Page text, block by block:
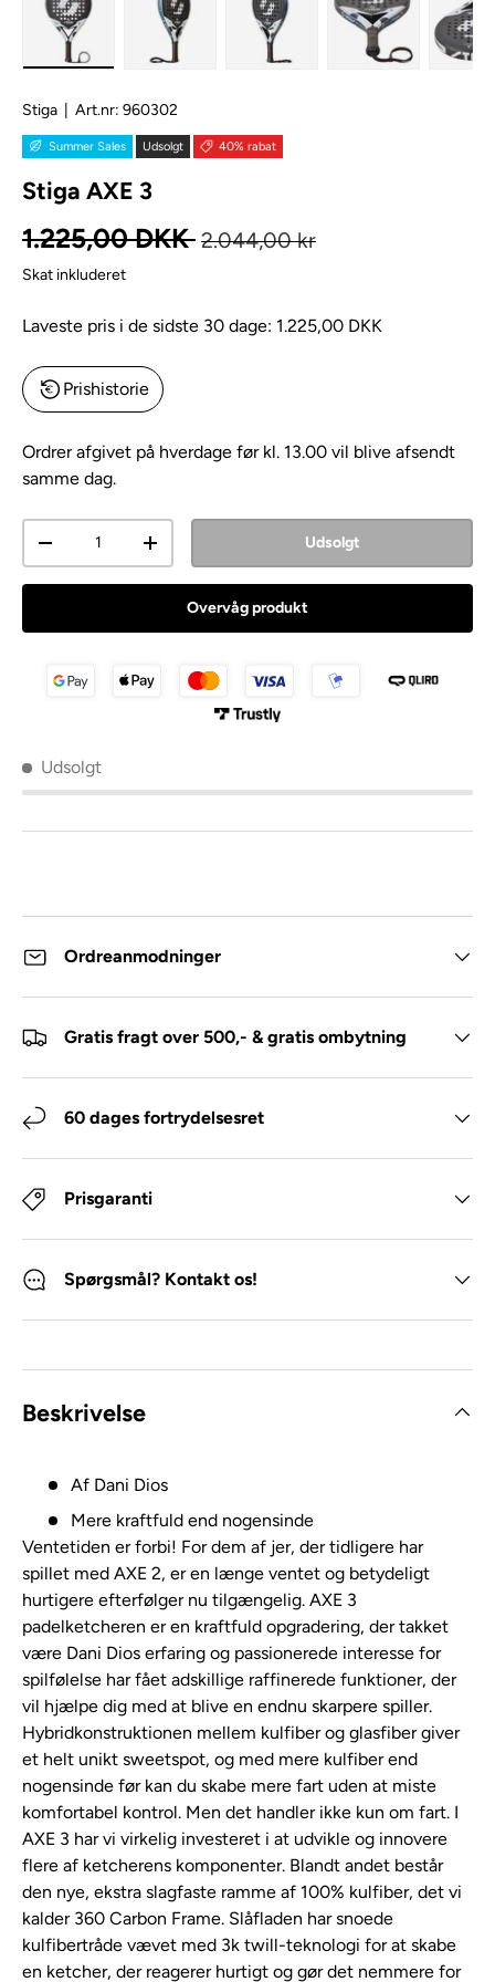
Stiga Art.nr: 960302
Summer Sales Udsolgt 40% rabat
Stiga AXE 3
Kampagnepris
1.225,00 DKK Normal pris
2.044,00 kr
Skat inkluderet
Laveste pris i de sidste 30 dage: 1.225,00 DKK
Prishistorie
Ordrer afgivet på hverdage før kl. 13.00 vil blive afsendt
samme dag.
Udsolgt
Overvåg produkt
Udsolgt
Ordreanmodninger
Gratis fragt over 500,- & gratis ombytning
60 dages fortrydelsesret
Prisgaranti
Spørgsmål? Kontakt os!
Beskrivelse
Af Dani Dios
Mere kraftfuld end nogensinde
Ventetiden er forbi! For dem af jer, der tidligere har
spillet med AXE 2, er en længe ventet og betydeligt
hurtigere efterfølger nu tilgængelig. AXE 3
padelketcheren er en kraftfuld opgradering, der takket
være Dani Dios erfaring og passionerede interesse for
spilfølelse har fået adskillige raffinerede funktioner, der
vil hjælpe dig med at blive en endnu skarpere spiller.
Hybridkonstruktionen mellem kulfiber og glasfiber giver
et helt unikt sweetspot, og med mere kulfiber end
nogensinde før kan du skabe mere fart uden at miste
komfortabel kontrol. Men det handler ikke kun om fart. I
AXE 3 har vi virkelig investeret i at udvikle og innovere
flere af ketcherens komponenter. Blandt andet består
den nye, ekstra slagfaste ramme af 100% kulfiber, det vi
kalder 360 Carbon Frame. Slåfladen har snoede
kulfibertråde vævet med 3k twill-teknologi for at skabe
en ketcher, der reagerer hurtigt og gør det nemmere for